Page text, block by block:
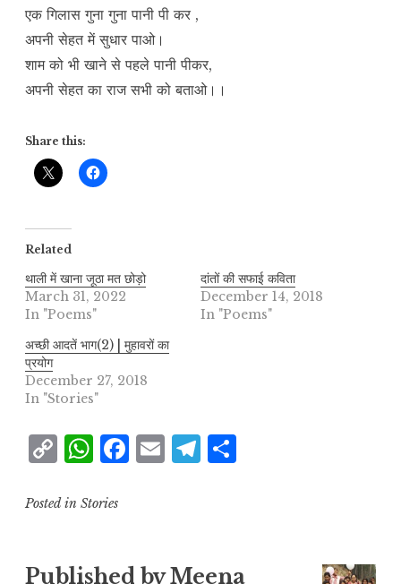
एक गिलास गुना गुना पानी पी कर ,
अपनी सेहत में सुधार पाओ।
शाम को भी खाने से पहले पानी पीकर,
अपनी सेहत का राज सभी को बताओ।।
Share this:
Related
थाली में खाना जूठा मत छोड़ो
March 31, 2022
In "Poems"
दांतों की सफाई कविता
December 14, 2018
In "Poems"
अच्छी आदतें भाग(2) | मुहावरों का
प्रयोग
December 27, 2018
In "Stories"
C
p
L
W
at
A
F
b
E
T
r e
Posted in Stories
Published byMeena